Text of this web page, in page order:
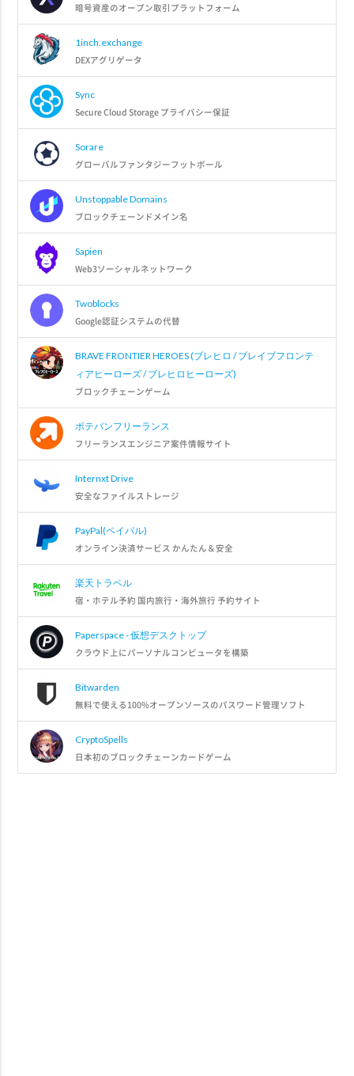
暗号資産のオープン取引プラットフォーム
1inch.exchange
DEXアグリゲータ
Sync
Secure Cloud Storage プライバシー保証
Sorare
グローバルファンタジーフットボール
Unstoppable Domains
ブロックチェーンドメイン名
Sapien
Web3ソーシャルネットワーク
Twoblocks
Google認証システムの代替
BRAVE FRONTIER HEROES (ブレヒロ / ブレイブフロンテ
ィアヒーローズ / ブレヒロヒーローズ)
ブロックチェーンゲーム
ポテパンフリーランス
フリーランスエンジニア案件情報サイト
Internxt Drive
安全なファイルストレージ
PayPal(ペイパル)
オンライン決済サービス かんたん＆安全
楽天トラベル
宿・ホテル予約 国内旅行・海外旅行 予約サイト
Paperspace - 仮想デスクトップ
クラウド上にパーソナルコンピュータを構築
Bitwarden
無料で使える100%オープンソースのパスワード管理ソフト
CryptoSpells
日本初のブロックチェーンカードゲーム